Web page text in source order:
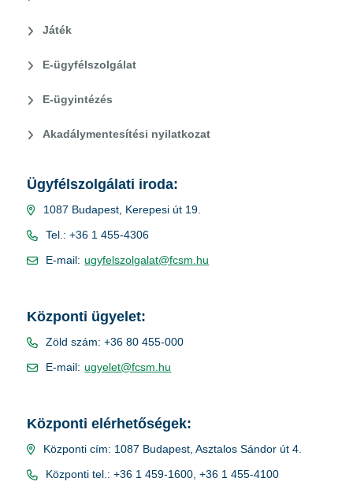
Játék
E-ügyfélszolgálat
E-ügyintézés
Akadálymentesítési nyilatkozat
Ügyfélszolgálati iroda:
1087 Budapest, Kerepesi út 19.
Tel.: +36 1 455-4306
E-mail: ugyfelszolgalat@fcsm.hu
Központi ügyelet:
Zöld szám: +36 80 455-000
E-mail: ugyelet@fcsm.hu
Központi elérhetőségek:
Központi cím: 1087 Budapest, Asztalos Sándor út 4.
Központi tel.: +36 1 459-1600, +36 1 455-4100